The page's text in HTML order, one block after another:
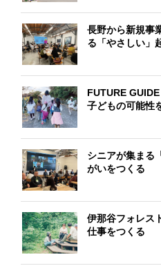
長野から新規事
る「やさしい」
FUTURE
子どもの可能性
シニアが集まる
がいをつくる
伊那谷フォレス
仕事をつくる